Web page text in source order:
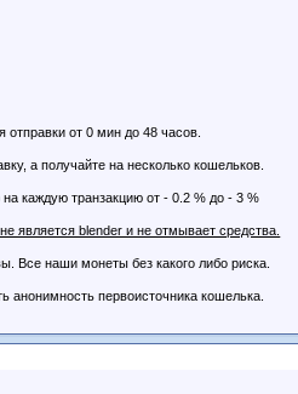
отправки от 0 мин до 48 часов.
а получайте на несколько кошельков.
каждую транзакцию от - 0.2 % до - 3 %
не является blender и не отмывает средства.
Все наши монеты без какого либо риска.
анонимность первоисточника кошелька.